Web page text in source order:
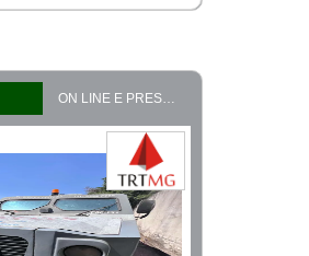
ON LINE E PRESENCIAL